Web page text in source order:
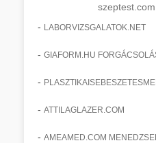
- LABORVIZSGALATOK.NET
- GIAFORM.HU
-
- ATTILAGLAZER.COM
- AMEAMED.COM